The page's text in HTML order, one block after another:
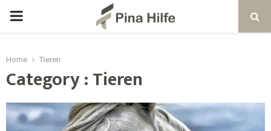
Home Tieren
Category : Tieren